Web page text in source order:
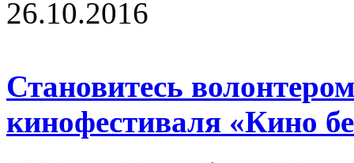
26.10.2016
Становитесь
кинофестиваля «Кино